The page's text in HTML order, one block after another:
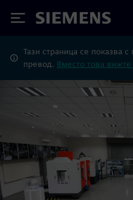
Siemens
Тази страница се показва
превод. Вместо това вижте